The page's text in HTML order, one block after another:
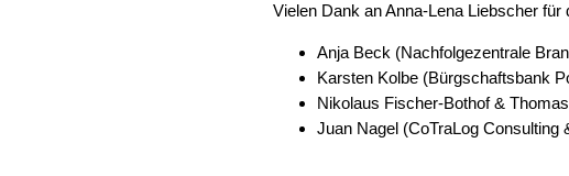
Vielen Dank an Anna-Lena Liebscher
Anja Beck (Nachfolgezentrale
Karsten Kolbe (Bürgschaftsbank
Nikolaus Fischer-Bothof &
Juan Nagel (CoTraLog Consulting